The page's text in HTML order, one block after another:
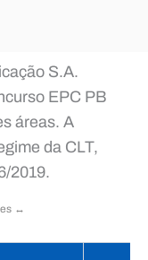
S.A.
EPC PB
áreas. A
da CLT,
2019.
↔️